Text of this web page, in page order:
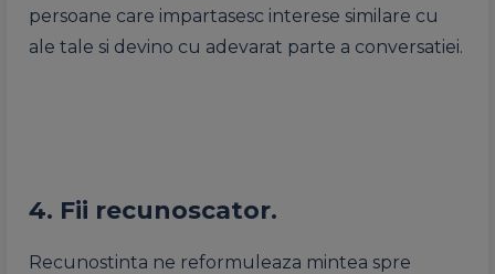
persoane care impartasesc interese similare cu
ale tale si devino cu adevarat parte a conversatiei.
4. Fii recunoscator.
Recunostinta ne reformuleaza mintea spre